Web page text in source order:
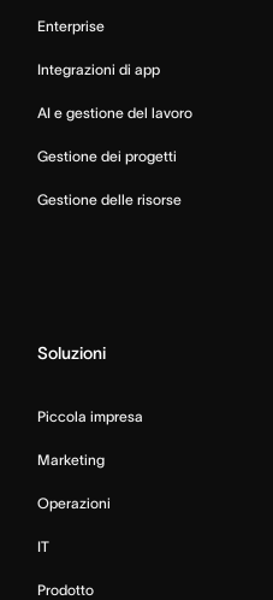
Enterprise
Integrazioni di app
AI e gestione del lavoro
Gestione dei progetti
Gestione delle risorse
Soluzioni
Piccola impresa
Marketing
Operazioni
IT
Prodotto